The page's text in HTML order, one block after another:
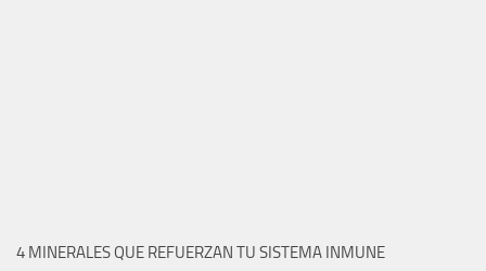
4 MINERALES QUE REFUERZAN TU SISTEMA INMUNE